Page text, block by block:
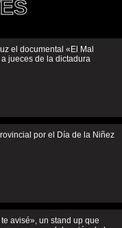
el documental «El Mal
jueces de la dictadura
por el Día de la Niñez
avisé», un stand up que